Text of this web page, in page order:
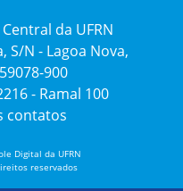
da UFRN
S/N - Lagoa Nova,
900
- Ramal 100
contatos
Digital da UFRN
reservados